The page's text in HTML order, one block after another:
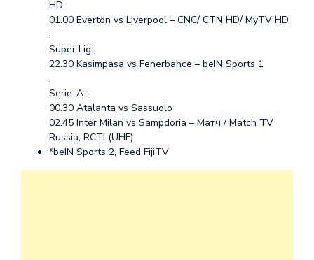
HD
01.00 Everton vs Liverpool – CNC/ CTN HD/ MyTV HD
.
Super Lig:
22.30 Kasimpasa vs Fenerbahce – beIN Sports 1
.
Serie-A:
00.30 Atalanta vs Sassuolo
02.45 Inter Milan vs Sampdoria – Матч / Match TV
Russia, RCTI (UHF)
*beIN Sports 2, Feed FijiTV